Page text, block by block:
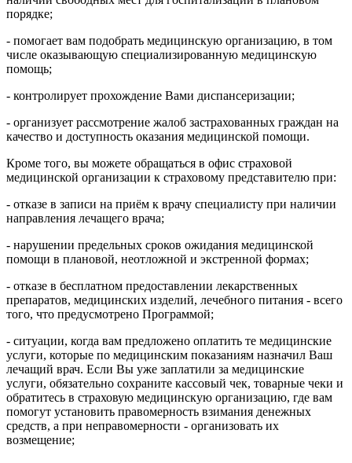
порядке;
- помогает вам подобрать медицинскую организацию, в том
числе оказывающую специализированную медицинскую
помощь;
- контролирует прохождение Вами диспансеризации;
- организует рассмотрение жалоб застрахованных граждан на
качество и доступность оказания медицинской помощи.
Кроме того, вы можете обращаться в офис страховой
медицинской организации к страховому представителю при:
- отказе в записи на приём к врачу специалисту при наличии
направления лечащего врача;
- нарушении предельных сроков ожидания медицинской
помощи в плановой, неотложной и экстренной формах;
- отказе в бесплатном предоставлении лекарственных
препаратов, медицинских изделий, лечебного питания - всего
того, что предусмотрено Программой;
- ситуации, когда вам предложено оплатить те медицинские
услуги, которые по медицинским показаниям назначил Ваш
лечащий врач. Если Вы уже заплатили за медицинские
услуги, обязательно сохраните кассовый чек, товарные чеки и
обратитесь в страховую медицинскую организацию, где вам
помогут установить правомерность взимания денежных
средств, а при неправомерности - организовать их
возмещение;